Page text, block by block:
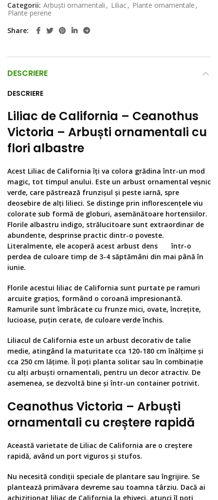
Categorii: Arbuști ornamentali , Liliac, Plante ornamentale ,
Plante perene
Share
DESCRIERE
DESCRIERE
Liliac de California – Ceanothus
Victoria – Arbuști ornamentali cu
flori albastre
Acest Liliac de California îți va colora grădina într-un mod
magic, tot timpul anului. Este un arbust ornamental veșnic
verde, care păstrează frunzișul și peste iarnă, spre
deosebire de alți lilieci. Se distinge prin inflorescențele viu
colorate sub formă de globuri, asemănătoare hortensiilor.
Florile albastru indigo, strălucitoare sunt extraordinar de
abundente, desprinse practic dintr-o poveste.
Literalmente, ele acoperă acest arbust dens într-o
perdea de culoare timp de 3-4 săptămâni din mai până în
iunie.
Florile acestui liliac de California sunt purtate pe ramuri
arcuite grațios, formând o coroană impresionantă.
Ramurile sunt îmbrăcate cu frunze mici, ovate, încrețite,
lucioase, puțin cerate, de culoare verde închis.
Liliacul de California este un arbust decorativ de talie
medie, atingând la maturitate cca 120-180 cm înălțime și
cca 250 cm lățime. Îl poți planta solitar sau în combinație
cu alți arbuști ornamentali, pentru un decor atractiv. De
asemenea, se dezvoltă bine și într-un container potrivit.
Ceanothus Victoria – Arbuști
ornamentali cu creștere rapidă
Această varietate de Liliac de California are o creștere
rapidă, având un port viguros și stufos.
Nu necesită condiții speciale de plantare sau îngrijire. Se
plantează primăvara devreme sau toamna târziu. Dacă ai
achiziționat liliac de California la ghiveci, atunci îl poți